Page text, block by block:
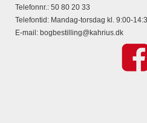
Telefonnr.: 50 80 20 33
Telefontid: Mandag-torsdag kl. 9:00-
E-mail : bogbestilling@kahrius.dk